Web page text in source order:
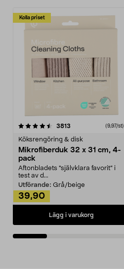
Kolla priset
3813 (9,97/st)
Köksrengöring & disk
Mikrofiberduk 32 x 31 cm, 4-
pack
Aftonbladets "självklara favorit” i
test av d...
Utförande: Grå/beige
39,90
Lägg i varukorg
4.0av 5 stjärnor